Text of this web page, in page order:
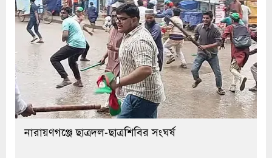
নারায়ণগঞ্জে ছাত্রদল-ছাত্রশিবির সংঘর্ষ